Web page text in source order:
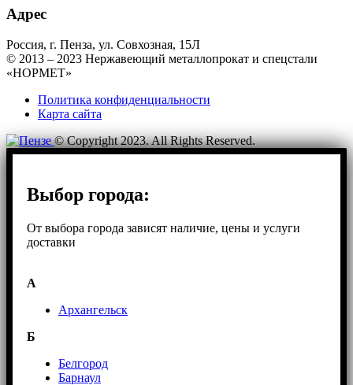
Адрес
Россия, г. Пенза, ул. Совхозная, 15Л
© 2013 – 2023 Нержавеющий металлопрокат и спецстали
«НОРМЕТ»
Политика конфиденциальности
Карта сайта
© Copyright 2023. All Rights Reserved.
Выбор города:
От выбора города зависят наличие, цены и услуги
доставки
А
Архангельск
Б
Белгород
Барнаул